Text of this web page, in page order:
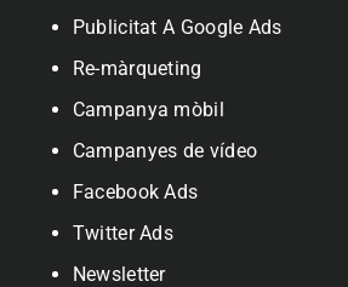
Publicitat A Google Ads
Re-màrqueting
Campanya mòbil
Campanyes de vídeo
Facebook Ads
Twitter Ads
Newsletter